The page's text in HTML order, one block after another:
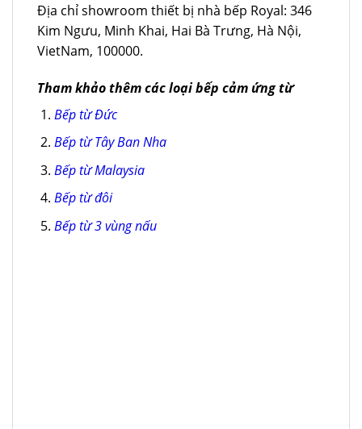
Địa chỉ showroom thiết bị nhà bếp Royal: 346
Kim Ngưu, Minh Khai, Hai Bà Trưng, Hà Nội,
VietNam, 100000.
Tham khảo thêm các loại bếp cảm ứng từ
Bếp từ Đức
Bếp từ Tây Ban Nha
Bếp từ Malaysia
Bếp từ đôi
Bếp từ 3 vùng nấu